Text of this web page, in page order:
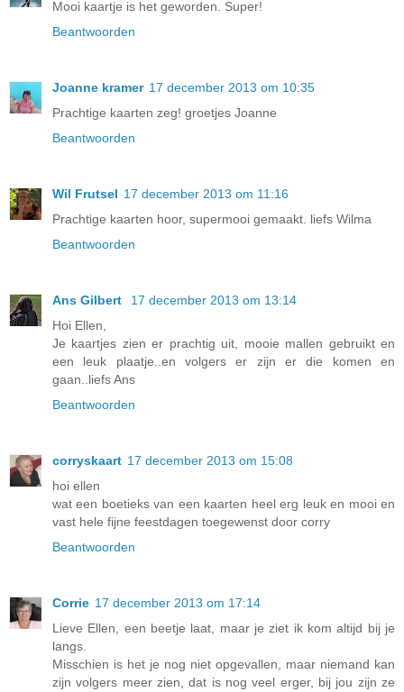
Mooi kaartje is het geworden. Super!
Beantwoorden
Joanne kramer 17 december 2013 om 10:35
Prachtige kaarten zeg! groetjes Joanne
Beantwoorden
Wil Frutsel 17 december 2013 om 11:16
Prachtige kaarten hoor, supermooi gemaakt. liefs Wilma
Beantwoorden
Ans Gilbert
17 december 2013 om 13:14
Hoi Ellen,
Je kaartjes zien er prachtig uit, mooie mallen gebruikt en
een leuk plaatje..en volgers er zijn er die komen en
gaan..liefs Ans
Beantwoorden
corryskaart 17 december 2013 om 15:08
hoi ellen
wat een boetieks van een kaarten heel erg leuk en mooi en
vast hele fijne feestdagen toegewenst door corry
Beantwoorden
Corrie 17 december 2013 om 17:14
Lieve Ellen, een beetje laat, maar je ziet ik kom altijd bij je
langs.
Misschien is het je nog niet opgevallen, maar niemand kan
zijn volgers meer zien, dat is nog veel erger, bij jou zijn ze